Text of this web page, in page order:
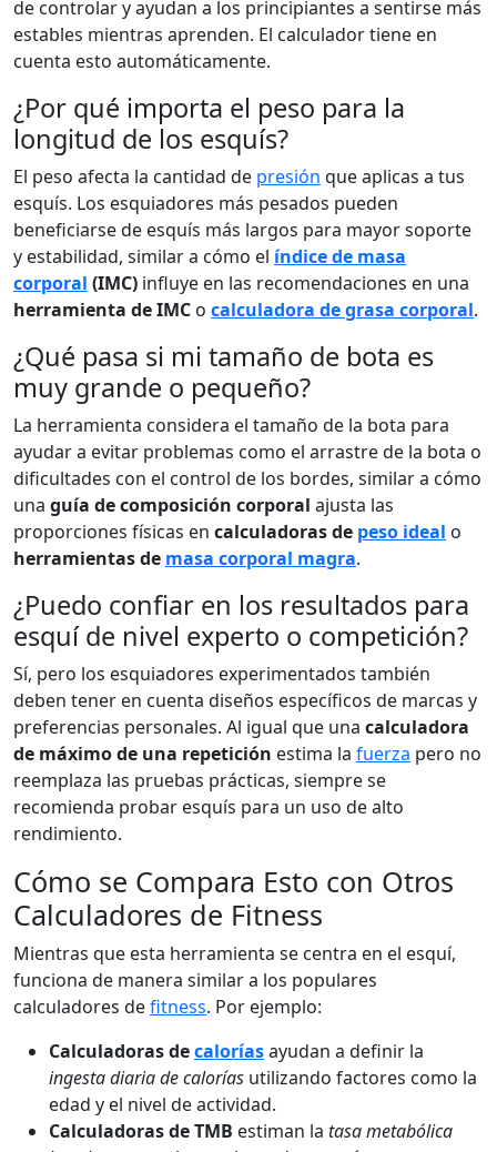
de controlar y ayudan a los principiantes a sentirse más
estables mientras aprenden. El calculador tiene en
cuenta esto automáticamente.
¿Por qué importa el peso para la
longitud de los esquís?
El peso afecta la cantidad de presión que aplicas a tus
esquís. Los esquiadores más pesados pueden
beneficiarse de esquís más largos para mayor soporte
y estabilidad, similar a cómo el índice de masa
corporal (IMC) influye en las recomendaciones en una
herramienta de IMC o calculadora de grasa corporal.
¿Qué pasa si mi tamaño de bota es
muy grande o pequeño?
La herramienta considera el tamaño de la bota para
ayudar a evitar problemas como el arrastre de la bota o
dificultades con el control de los bordes, similar a cómo
una guía de composición corporal ajusta las
proporciones físicas en calculadoras de peso ideal o
herramientas de masa corporal magra.
¿Puedo confiar en los resultados para
esquí de nivel experto o competición?
Sí, pero los esquiadores experimentados también
deben tener en cuenta diseños específicos de marcas y
preferencias personales. Al igual que una calculadora
de máximo de una repetición estima la fuerza pero no
reemplaza las pruebas prácticas, siempre se
recomienda probar esquís para un uso de alto
rendimiento.
Cómo se Compara Esto con Otros
Calculadores de Fitness
Mientras que esta herramienta se centra en el esquí,
funciona de manera similar a los populares
calculadores defitness. Por ejemplo:
Calculadoras decaloríasayudan a definir la
ingesta diaria de calorías utilizando factores como la
edad y el nivel de actividad.
Calculadoras de TMB estiman la tasa metabólica